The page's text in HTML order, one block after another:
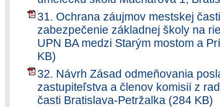
31. Ochrana záujmov mestskej
zabezpečenie základnej školy na
UPN BA medzi Starým mostom a
KB)
32. Návrh Zásad odmeňovania
zastupiteľstva a členov komisií z
časti Bratislava-Petržalka (284 KB)